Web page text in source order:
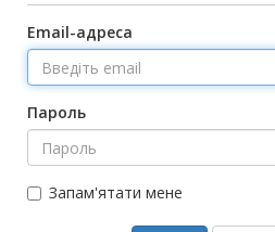
Email-адреса
Пароль
Запам'ятати мене